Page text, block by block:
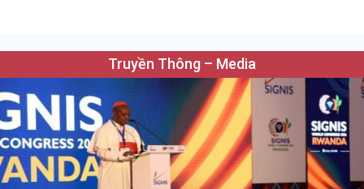
Truyền Thông – Media